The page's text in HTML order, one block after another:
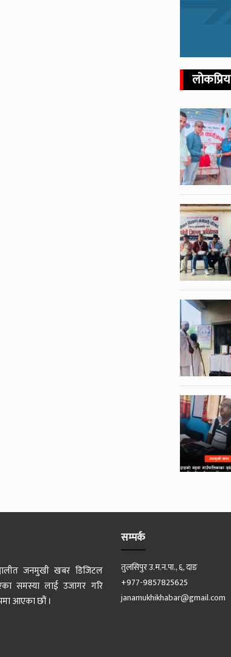
लोकप्रिय
जनमुखी खबर डिजिटल
समस्या लाई उजागर गरि
आएका छौं ।
सम्पर्क
तुलसिपुर उ.म.न.पा., ६, दाङ
+977-9857825625
janamukhikhabar@gmail.com